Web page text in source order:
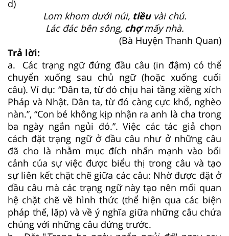
d)
Lom khom dưới núi, tiềuvài chú.
Lác đác bên sông, chợmấy nhà.
(Bà Huyện Thanh Quan)
Trả lời:
a. Các trạng ngữ đứng đầu câu (in đậm) có thể
chuyển xuống sau chủ ngữ (hoặc xuống cuối
câu). Ví dụ: “Dân ta, từ đó chịu hai tầng xiềng xích
Pháp và Nhật. Dân ta, từ đó càng cực khổ, nghèo
nàn.”, “Con bé không kịp nhận ra anh là cha trong
ba ngày ngắn ngủi đó.”. Việc các tác giả chọn
cách đặt trạng ngữ ở đầu câu như ở những câu
đã cho là nhằm mục đích nhấn mạnh vào bối
cảnh của sự việc được biểu thị trong câu và tạo
sự liên kết chặt chẽ giữa các câu: Nhờ được đặt ở
đầu câu mà các trạng ngữ này tạo nên mối quan
hệ chặt chẽ về hình thức (thể hiện qua các biện
pháp thế, lặp) và về ý nghĩa giữa những câu chứa
chúng với những câu đứng trước.